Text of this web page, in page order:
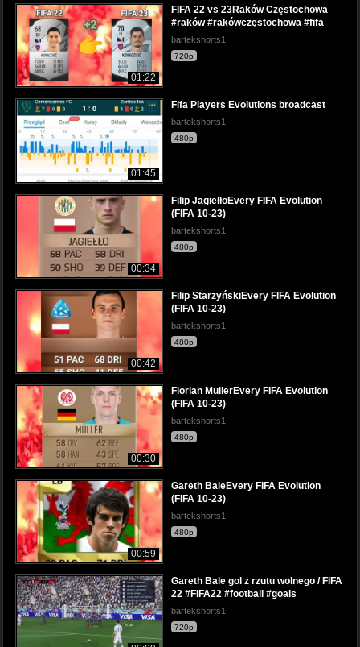
01:22
FIFA 22 vs 23Raków Częstochowa
#raków #rakówczęstochowa #fifa
bartekshorts1
720p
01:45
Fifa Players Evolutions broadcast
bartekshorts1
480p
00:34
Filip JagiełłoEvery FIFA Evolution
(FIFA 10-23)
bartekshorts1
480p
00:42
Filip StarzyńskiEvery FIFA Evolution
(FIFA 10-23)
bartekshorts1
480p
00:30
Florian MullerEvery FIFA Evolution
(FIFA 10-23)
bartekshorts1
480p
00:59
Gareth BaleEvery FIFA Evolution
(FIFA 10-23)
bartekshorts1
480p
Gareth Bale gol z rzutu wolnego / FIFA
22 #FIFA22 #football #goals
bartekshorts1
720p